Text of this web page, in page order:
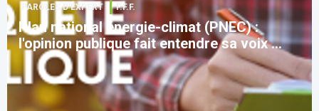
PAROLES D’EXPERT F.F.F.
Plan national énergie-climat (PNEC) :
l'opinion publique fait entendre sa voix ...